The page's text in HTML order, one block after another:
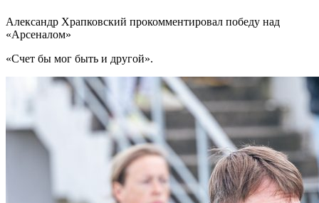
Александр Храпковский прокомментировал победу над
«Арсеналом»
«Счет бы мог быть и другой».